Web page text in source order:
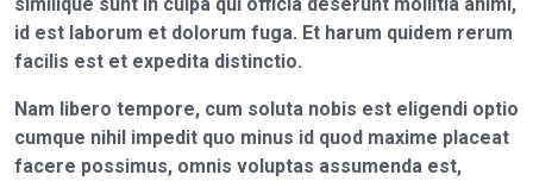
id est laborum et dolorum fuga. Et harum quidem rerum
facilis est et expedita distinctio.
Nam libero tempore, cum soluta nobis est eligendi optio
cumque nihil impedit quo minus id quod maxime placeat
facere possimus, omnis voluptas assumenda est,